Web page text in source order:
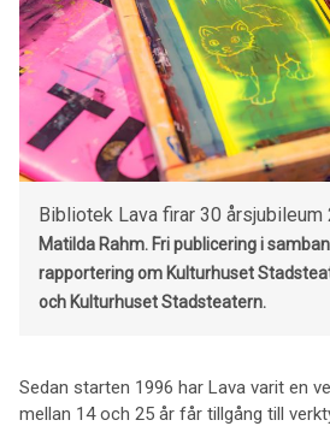
Bibliotek Lava firar 30 årsjubileum
Matilda Rahm. Fri publicering i
rapportering om Kulturhuset
och Kulturhuset Stadsteatern.
Sedan starten 1996 har Lava varit en
mellan 14 och 25 år får tillgång till